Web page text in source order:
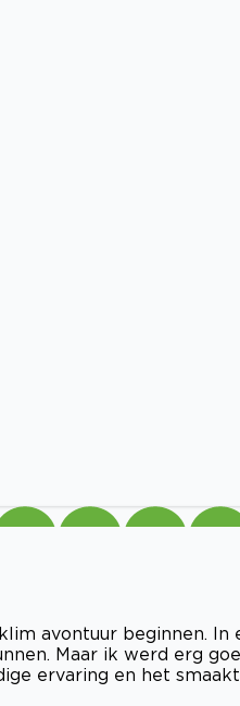
avontuur beginnen.
Maar ik werd erg
ervaring en het